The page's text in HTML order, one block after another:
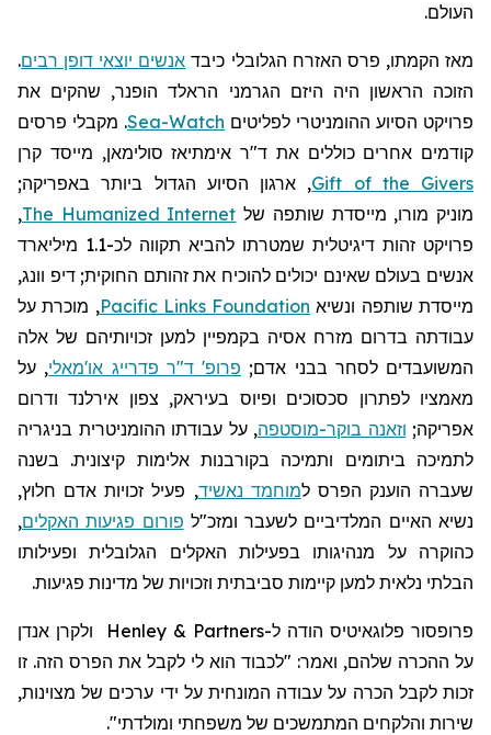
העולם.
מאז הקמתו, פרס האזרח הגלובלי כיבד אנשים יוצאי דופן רבים.
הזוכה הראשון היה היזם הגרמני הראלד הופנר, שהקים את
פרויקט הסיוע ההומניטרי לפליטים Sea-Watch. מקבלי פרסים
קודמים אחרים כוללים את ד"ר אימתיאזסולימאן, מייסד קרן
Gift of the Givers, ארגון הסיוע הגדול ביותר באפריקה;
מוניק מורו, מייסדת שותפה של The Humanized Internet
,
פרויקט זהות דיגיטלית שמטרתו להביא תקווה לכ-1.1 מיליארד
אנשים בעולם שאינם יכולים להוכיח את זהותם החוקית; דיפ וונג,
מייסדת שותפה ונשיא Pacific Links Foundation, מוכרת על
עבודתה בדרום מזרח אסיה בקמפיין למען זכויותיהם של אלה
המשועבדים לסחר בבני אדם; פרופ' ד"ר פדרייג או'מאלי, על
מאמציו לפתרון סכסוכים ופיוס בעיראק, צפון אירלנד ודרום
אפריקה; וזאנה בוקר-מוסטפה, על עבודתו ההומניטרית בניגריה
לתמיכה ביתומים ותמיכה בקורבנות אלימות קיצונית. בשנה
שעברה הוענק הפרס למוחמד נאשיד, פעיל זכויות אדם חלוץ,
נשיא האיים המלדיביים לשעבר ומזכ"ל פורום פגיעות האקלים,
כהוקרה על מנהיגותו בפעילות האקלים הגלובלית ופעילותו
הבלתי נלאית למען קיימות סביבתית וזכויות של מדינות פגיעות.
פרופסור פלוגאיטיס הודה ל-Henley & Partners
ולקרן אנדן
על ההכרה שלהם, ואמר: "לכבוד הוא לי לקבל את הפרס הזה. זו
זכות לקבל הכרה על עבודה המונחית על ידי ערכים של מצוינות,
שירות והלקחים המתמשכים של משפחתי ומולדתי".